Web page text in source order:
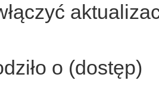
o (dostęp)